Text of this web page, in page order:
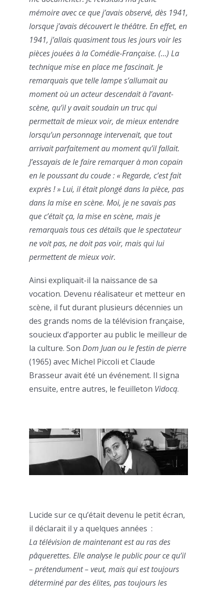
mémoire avec ce que j’avais observé, dès 1941,
lorsque j’avais découvert le théâtre. En effet, en
1941, j’allais quasiment tous les jours voir les
pièces jouées à la Comédie-Française. (…) La
technique mise en place me fascinait. Je
remarquais que telle lampe s’allumait au
moment où un acteur descendait à l’avant-
scène, qu’il y avait soudain un truc qui
permettait de mieux voir, de mieux entendre
lorsqu’un personnage intervenait, que tout
arrivait parfaitement au moment qu’il fallait.
J’essayais de le faire remarquer à mon copain
en le poussant du coude : « Regarde, c’est fait
exprès ! » Lui, il était plongé dans la pièce, pas
dans la mise en scène. Moi, je ne savais pas
que c’était ça, la mise en scène, mais je
remarquais tous ces détails que le spectateur
ne voit pas, ne doit pas voir, mais qui lui
permettent de mieux voir.
Ainsi expliquait-il la naissance de sa
vocation. Devenu réalisateur et metteur en
scène, il fut durant plusieurs décennies un
des grands noms de la télévision française,
soucieux d’apporter au public le meilleur de
la culture. Son Dom Juan ou le festin de pierre
(1965) avec Michel Piccoli et Claude
Brasseur avait été un événement. Il signa
ensuite, entre autres, le feuilleton Vidocq.
Lucide sur ce qu’était devenu le petit écran,
il déclarait il y a quelques années :
La télévision de maintenant est au ras des
pâquerettes. Elle analyse le public pour ce qu’il
– prétendument – veut, mais qui est toujours
déterminé par des élites, pas toujours les